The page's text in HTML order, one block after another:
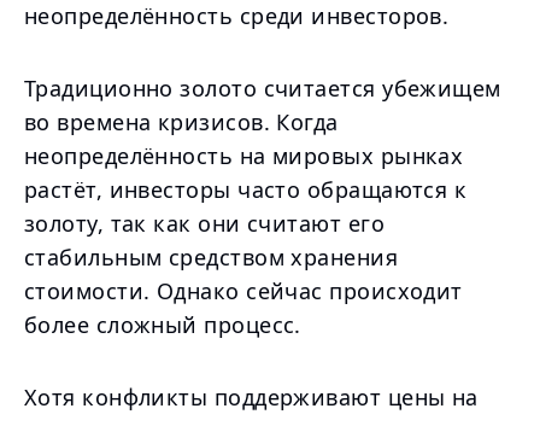
неопределённость среди инвесторов.
Традиционно золото считается убежищем
во времена кризисов. Когда
неопределённость на мировых рынках
растёт, инвесторы часто обращаются к
золоту, так как они считают его
стабильным средством хранения
стоимости. Однако сейчас происходит
более сложный процесс.
Хотя конфликты поддерживают цены на